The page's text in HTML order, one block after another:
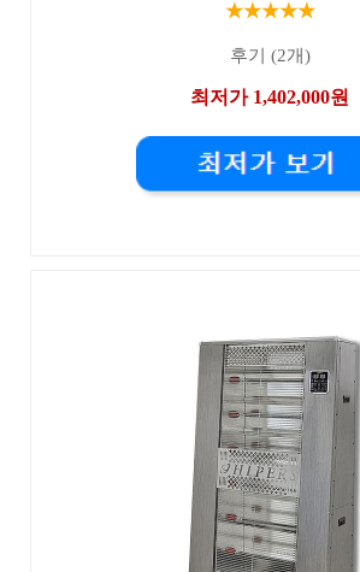
★★★★★
후기 (2개)
최저가 1,402,000원